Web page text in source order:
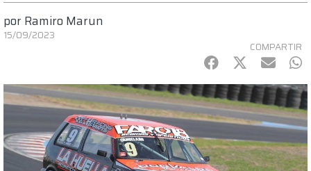
por Ramiro Marun
15/09/2023
COMPARTIR
Facebook
Twitter
mail